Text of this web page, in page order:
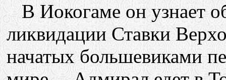
В Иокогаме он узнает
ликвидации Ставки
начатых большевиками